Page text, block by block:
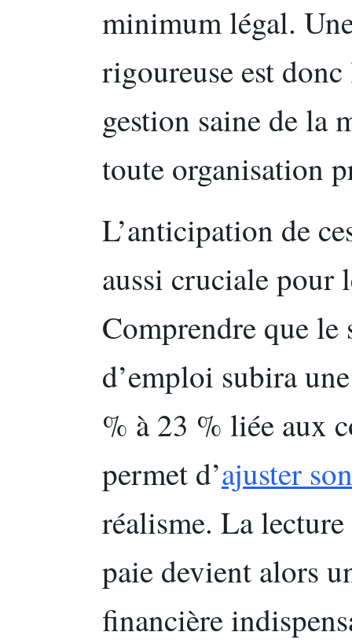
minimum légal.
rigoureuse est
gestion saine de la
toute organisation
L’anticipation de
aussi cruciale pour
Comprendre que le
d’emploi subira
% à 23 % liée aux
permet d’ajuster
réalisme. La
paie devient alors
financière